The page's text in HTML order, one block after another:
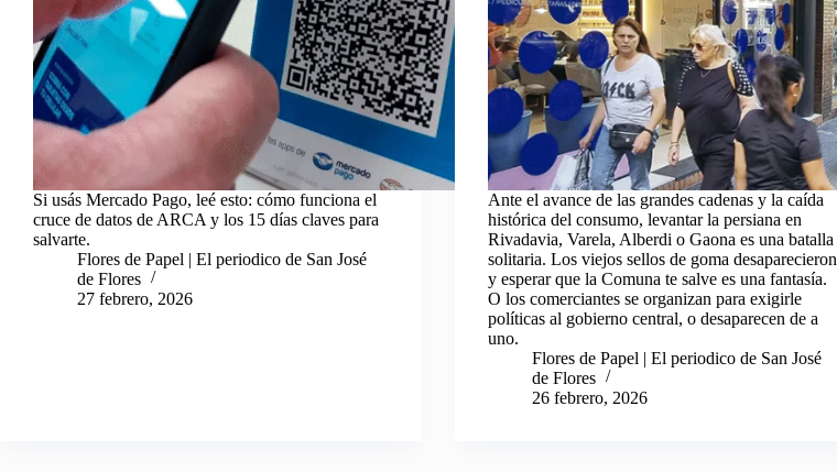
Si usás Mercado Pago, leé esto: cómo funciona el
cruce de datos de ARCA y los 15 días claves para
salvarte.
Flores de Papel | El periodico de San José
de Flores
27 febrero, 2026
Ante el avance de las grandes cadenas y la caída
histórica del consumo, levantar la persiana en
Rivadavia, Varela, Alberdi o Gaona es una batalla
solitaria. Los viejos sellos de goma desaparecieron
y esperar que la Comuna te salve es una fantasía.
O los comerciantes se organizan para exigirle
políticas al gobierno central, o desaparecen de a
uno.
Flores de Papel | El periodico de San José
de Flores
26 febrero, 2026